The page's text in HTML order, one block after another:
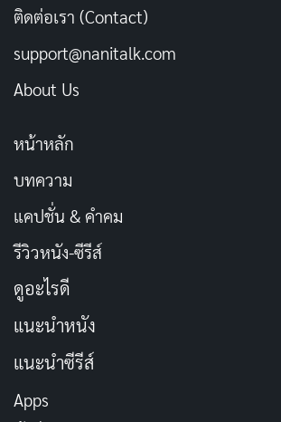
ติดต่อเรา (Contact)
support@nanitalk.com
About Us
หน้าหลัก
บทความ
แคปชั่น & คำคม
รีวิวหนัง-ซีรีส์
ดูอะไรดี
แนะนำหนัง
แนะนำซีรีส์
Apps